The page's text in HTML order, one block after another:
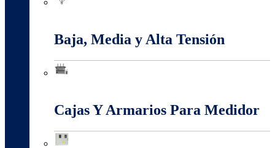
Baja, Media y Alta Tensión
Cajas Y Armarios Para Medidor